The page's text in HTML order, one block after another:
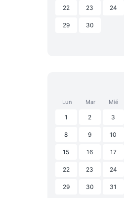
22 23 24
29 30
Lun Mar Mié
1 2 3
8 9 10
15 16 17
22 23 24
29 30 31